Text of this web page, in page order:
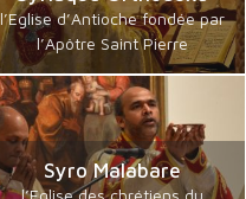
l’Eglise d’Antioche fondée par
l’Apôtre Saint Pierre
Syro Malabare